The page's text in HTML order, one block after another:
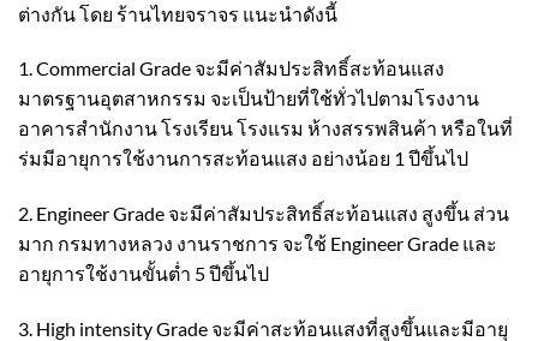
ต่างกัน โดย ร้านไทยจราจร แนะนำดังนี้
1. Commercial Grade จะมีค่าสัมประสิทธิ์สะท้อนแสง
มาตรฐานอุตสาหกรรม จะเป็นป้ายที่ใช้ทั่วไปตามโรงงาน
อาคารสำนักงาน โรงเรียน โรงแรม ห้างสรรพสินค้า หรือในที่
ร่มมีอายุการใช้งานการสะท้อนแสง อย่างน้อย 1 ปีขึ้นไป
2. Engineer Grade จะมีค่าสัมประสิทธิ์สะท้อนแสง สูงขึ้น ส่วน
มาก กรมทางหลวง งานราชการ จะใช้ Engineer Grade และ
อายุการใช้งานขั้นต่ำ 5 ปีขึ้นไป
3. High intensity Grade จะมีค่าสะท้อนแสงที่สูงขึ้นและมีอายุ